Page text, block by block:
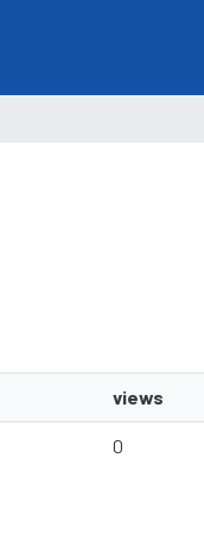
views
0